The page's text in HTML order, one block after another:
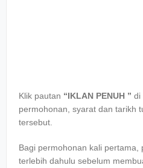
Klik pautan “IKLAN PENUH ” di
permohonan, syarat dan tarikh
tersebut.
Bagi permohonan kali
terlebih dahulu sebelum